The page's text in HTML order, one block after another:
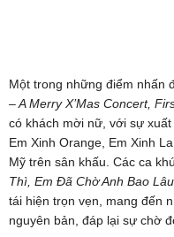
Một trong những điểm nhấn
– A Merry X’Mas Concert,
có khách mời nữ, với sự
Em Xinh Orange, Em Xinh
Mỹ trên sân khấu. Các ca
Thì, Em Đã Chờ Anh Bao
tái hiện trọn vẹn, mang đến
nguyên bản, đáp lại sự chờ